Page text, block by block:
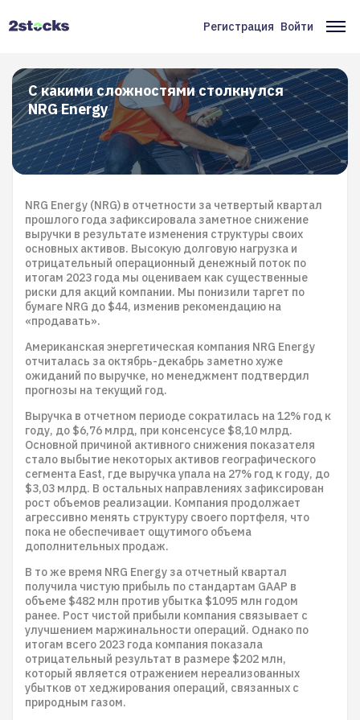
Меню
учётной
записи
пользователя
Регистрация Войти
С какими сложностями столкнулся
NRG Energy
NRG Energy (NRG) в отчетности за четвертый квартал
прошлого года зафиксировала заметное снижение
выручки в результате изменения структуры своих
основных активов. Высокую долговую нагрузка и
отрицательный операционный денежный поток по
итогам 2023 года мы оцениваем как существенные
риски для акций компании. Мы понизили таргет по
бумаге NRG до $44, изменив рекомендацию на
«продавать».
Американская энергетическая компания NRG Energy
отчиталась за октябрь-декабрь заметно хуже
ожиданий по выручке, но менеджмент подтвердил
прогнозы на текущий год.
Выручка в отчетном периоде сократилась на 12% год к
году, до $6,76 млрд, при консенсусе $8,10 млрд.
Основной причиной активного снижения показателя
стало выбытие некоторых активов географического
сегмента East, где выручка упала на 27% год к году, до
$3,03 млрд. В остальных направлениях зафиксирован
рост объемов реализации. Компания продолжает
агрессивно менять структуру своего портфеля, что
пока не обеспечивает ощутимого объема
дополнительных продаж.
В то же время NRG Energy за отчетный квартал
получила чистую прибыль по стандартам GAAP в
объеме $482 млн против убытка $1095 млн годом
ранее. Рост чистой прибыли компания связывает с
улучшением маржинальности операций. Однако по
итогам всего 2023 года компания показала
отрицательный результат в размере $202 млн,
который является отражением нереализованных
убытков от хеджирования операций, связанных с
природным газом.